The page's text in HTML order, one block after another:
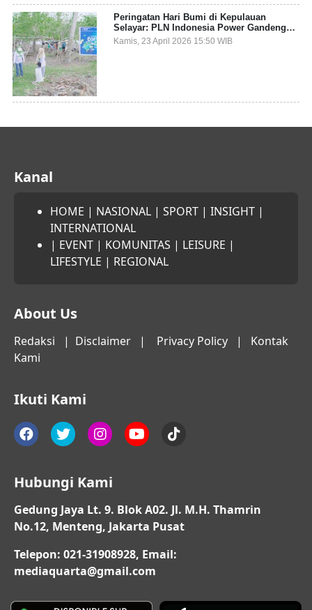
Peringatan Hari Bumi di Kepulauan
Selayar: PLN Indonesia Power Gandeng
Pemda dan Komunitas, Giatkan Restorasi
Mangrove
Kamis, 23 April 2026 15:50 WIB
Kanal
HOME | NASIONAL | SPORT | INSIGHT |
INTERNATIONAL
| EVENT | KOMUNITAS | LEISURE |
LIFESTYLE | REGIONAL
About Us
Redaksi | Disclaimer | Privacy Policy | Kontak
Kami
Ikuti Kami
Hubungi Kami
Gedung Jaya Lt. 9. Blok A02. Jl. M.H. Thamrin
No.12, Menteng, Jakarta Pusat
Telepon: 021-31908928, Email:
mediaquarta@gmail.com